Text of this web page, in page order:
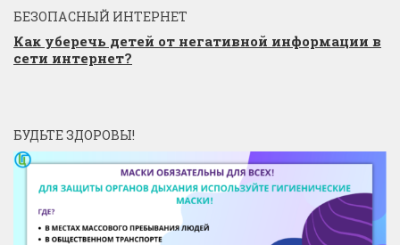
БЕЗОПАСНЫЙ ИНТЕРНЕТ
Как уберечь детей от негативной информации в
сети интернет?
БУДЬТЕ ЗДОРОВЫ!